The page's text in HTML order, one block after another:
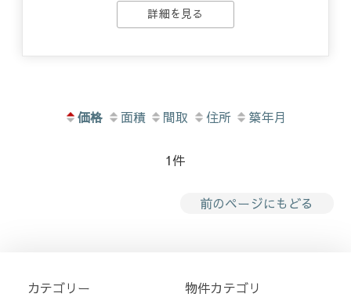
詳細を見る
価格 面積 間取 住所 築年月
1件
前のページにもどる
カテゴリー 物件カテゴリ